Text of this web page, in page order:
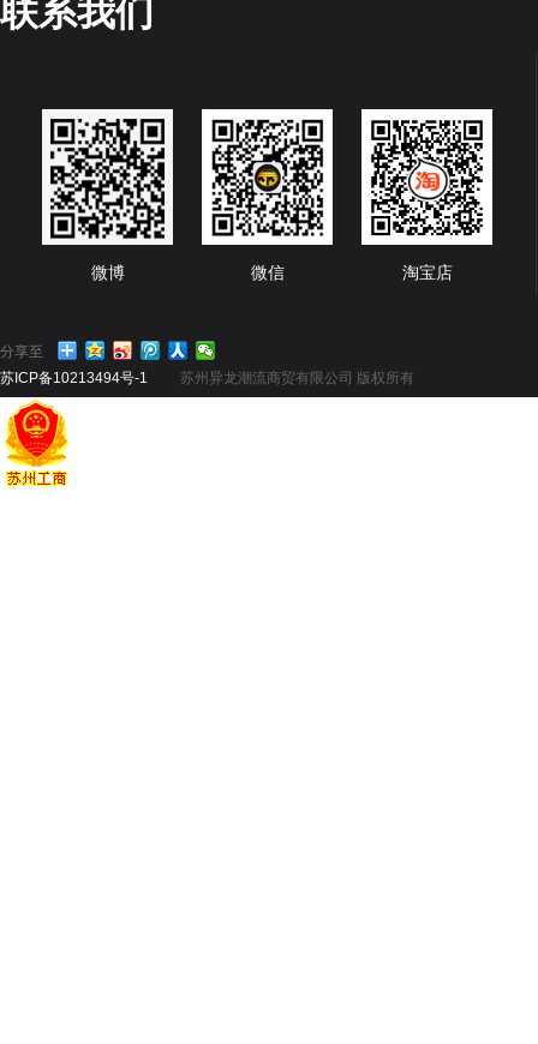
联系我们
微博 微信 淘宝店
分享至
苏ICP备10213494号-1
苏州异龙潮流商贸有限公司 版权所有